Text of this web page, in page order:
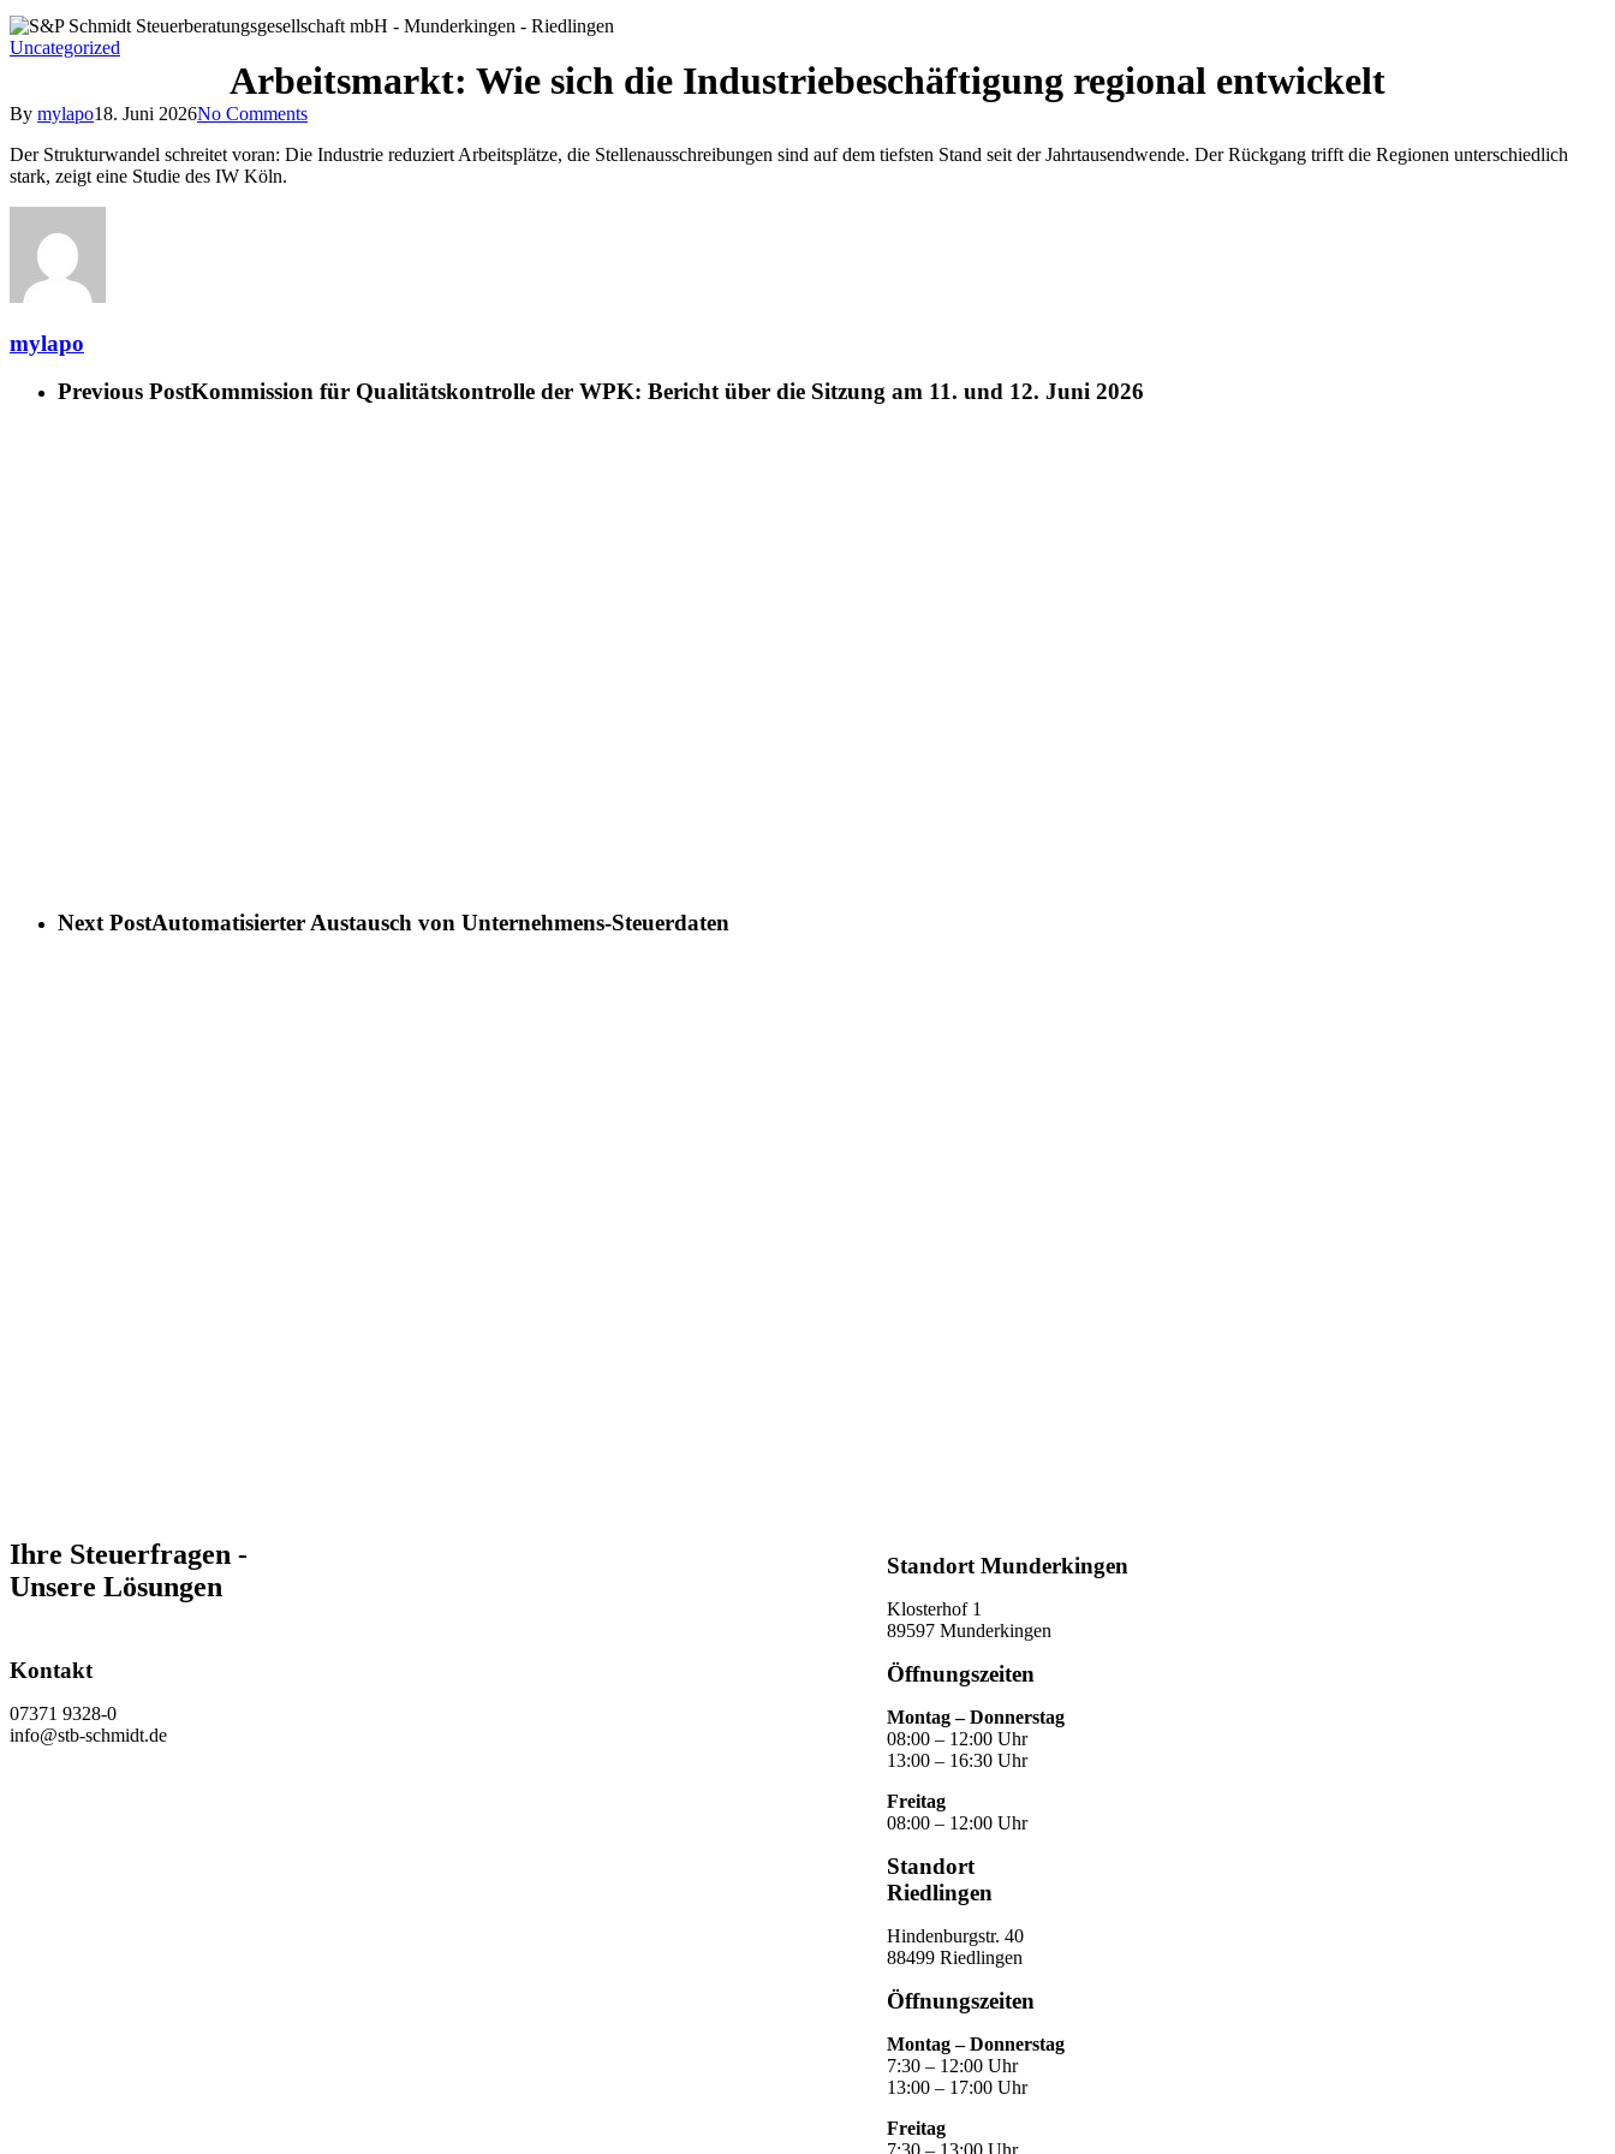
Uncategorized
Arbeitsmarkt: Wie sich die Industriebeschäftigung regional entwickelt
By mylapo18. Juni 2026No Comments
Der Strukturwandel schreitet voran: Die Industrie reduziert Arbeitsplätze, die Stellenausschreibungen sind auf dem tiefsten Stand seit der Jahrtausendwende. Der Rückgang trifft die Regionen unterschiedlich
stark, zeigt eine Studie des IW Köln.
mylapo
Previous PostKommission für Qualitätskontrolle der WPK: Bericht über die Sitzung am 11. und 12. Juni 2026
Next PostAutomatisierter Austausch von Unternehmens-Steuerdaten
Ihre Steuerfragen -
Unsere Lösungen
Kontakt
07371 9328-0
info@stb-schmidt.de
Standort Munderkingen
Klosterhof 1
89597 Munderkingen
Öffnungszeiten
Montag – Donnerstag
08:00 – 12:00 Uhr
13:00 – 16:30 Uhr
Freitag
08:00 – 12:00 Uhr
Standort
Riedlingen
Hindenburgstr. 40
88499 Riedlingen
Öffnungszeiten
Montag – Donnerstag
7:30 – 12:00 Uhr
13:00 – 17:00 Uhr
Freitag
7:30 – 13:00 Uhr